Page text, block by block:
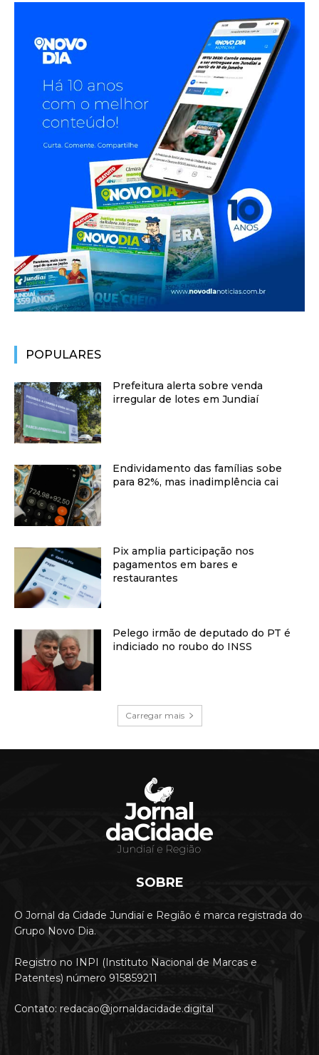
POPULARES
Prefeitura alerta sobre venda
irregular de lotes em Jundiaí
Endividamento das famílias sobe
para 82%, mas inadimplência cai
Pix amplia participação nos
pagamentos em bares e
restaurantes
Pelego irmão de deputado do PT é
indiciado no roubo do INSS
Carregar mais
SOBRE
O Jornal da Cidade Jundiaí e Região é marca registrada do
Grupo Novo Dia.
Registro no INPI (Instituto Nacional de Marcas e
Patentes) número 915859211
Contato: redacao@jornaldacidade.digital